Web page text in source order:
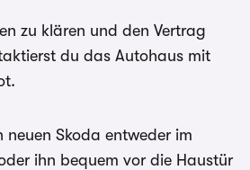
zu klären und den Vertrag
du das Autohaus mit
neuen Skoda entweder im
ihn bequem vor die Haustür